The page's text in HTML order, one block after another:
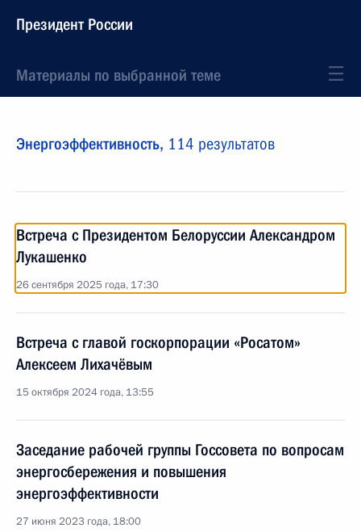
Президент России
Материалы по выбранной теме
Энергоэффективность, 114 результатов
Встреча с Президентом Белоруссии Александром
Лукашенко
26 сентября 2025 года, 17:30
Встреча с главой госкорпорации «Росатом»
Алексеем Лихачёвым
15 октября 2024 года, 13:55
Заседание рабочей группы Госсовета по вопросам
энергосбережения и повышения
энергоэффективности
27 июня 2023 года, 18:00